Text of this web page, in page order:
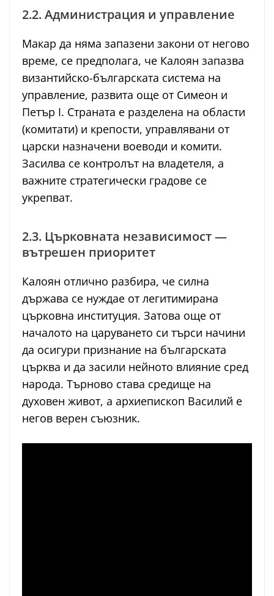
2.2. Администрация и управление
Макар да няма запазени закони от негово
време, се предполага, че Калоян запазва
византийско-българската система на
управление, развита още от Симеон и
Петър I. Страната е разделена на области
(комитати) и крепости, управлявани от
царски назначени воеводи и комити.
Засилва се контролът на владетеля, а
важните стратегически градове се
укрепват.
2.3. Църковната независимост —
вътрешен приоритет
Калоян отлично разбира, че силна
държава се нуждае от легитимирана
църковна институция. Затова още от
началото на царуването си търси начини
да осигури признание на българската
църква и да засили нейното влияние сред
народа. Търново става средище на
духовен живот, а архиепископ Василий е
негов верен съюзник.